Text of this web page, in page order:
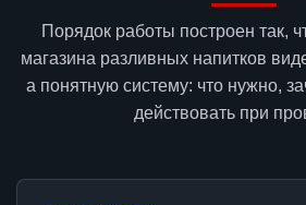
Порядок работы построен так,
магазина разливных напитков
а понятную систему: что нужно,
действовать при